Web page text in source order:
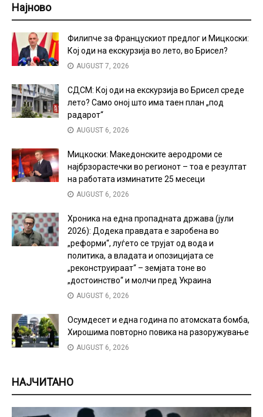
Најново
Филипче за Францускиот предлог и Мицкоски:
Кој оди на екскурзија во лето, во Брисел?
AUGUST 7, 2026
СДСМ: Кој оди на екскурзија во Брисел среде
лето? Само оној што има таен план „под
радарот“
AUGUST 6, 2026
Мицкоски: Македонските аеродроми се
најбрзорастечки во регионот – тоа е резултат
на работата изминатите 25 месеци
AUGUST 6, 2026
Хроника на една пропадната држава (јули
2026): Додека правдата е заробена во
„реформи“, луѓето се трујат од вода и
политика, а владата и опозицијата се
„реконструираат“ – земјата тоне во
„достоинство“ и молчи пред Украина
AUGUST 6, 2026
Осумдесет и една година по атомската бомба,
Хирошима повторно повика на разоружување
AUGUST 6, 2026
НАЈЧИТАНО